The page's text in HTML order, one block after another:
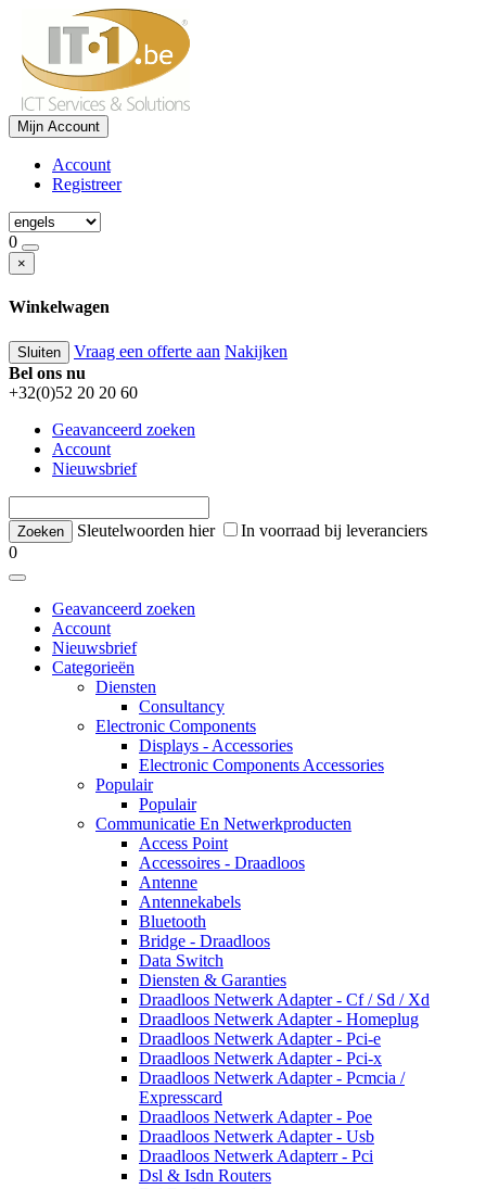
Mijn Account
Account
Registreer
0
×
Winkelwagen
Sluiten Vraag een offerte aan Nakijken
Bel ons nu
+32(0)52 20 20 60
Geavanceerd zoeken
Account
Nieuwsbrief
Sleutelwoorden hier
In voorraad bij leveranciers
0
Geavanceerd zoeken
Account
Nieuwsbrief
Categorieën
Diensten
Consultancy
Electronic Components
Displays - Accessories
Electronic Components Accessories
Populair
Populair
Communicatie En Netwerkproducten
Access Point
Accessoires - Draadloos
Antenne
Antennekabels
Bluetooth
Bridge - Draadloos
Data Switch
Diensten & Garanties
Draadloos Netwerk Adapter - Cf / Sd / Xd
Draadloos Netwerk Adapter - Homeplug
Draadloos Netwerk Adapter - Pci-e
Draadloos Netwerk Adapter - Pci-x
Draadloos Netwerk Adapter - Pcmcia /
Expresscard
Draadloos Netwerk Adapter - Poe
Draadloos Netwerk Adapter - Usb
Draadloos Netwerk Adapterr - Pci
Dsl & Isdn Routers